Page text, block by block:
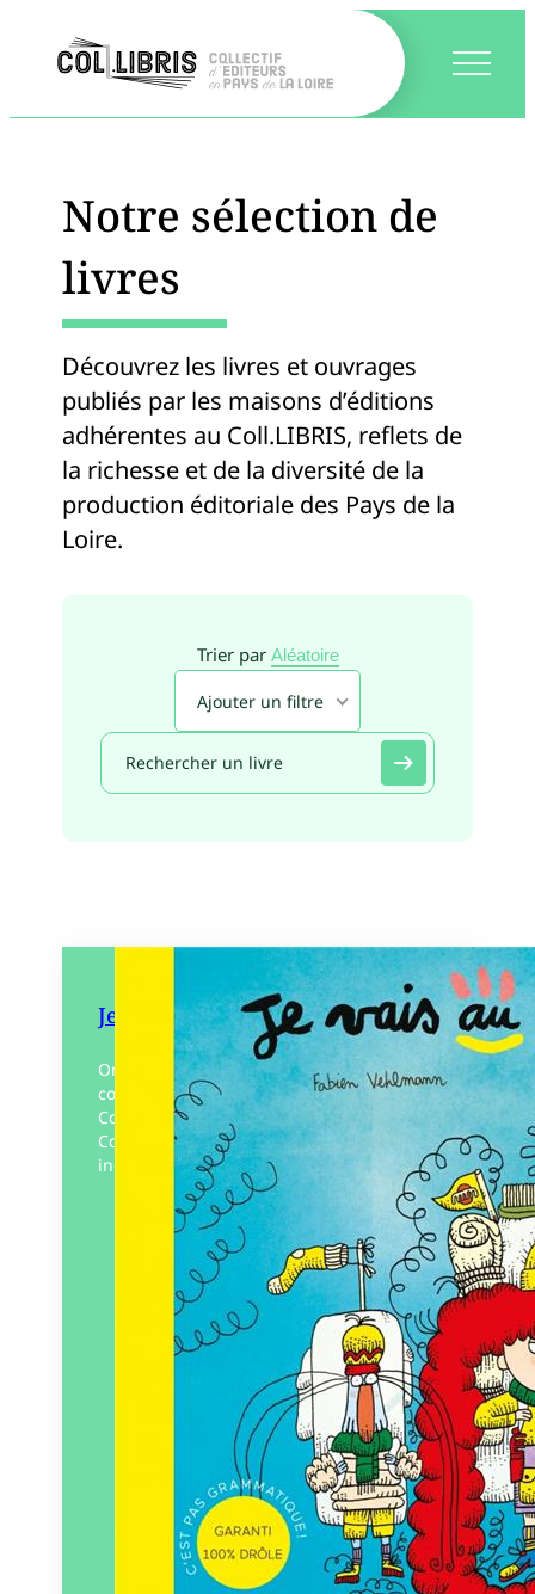
Notre sélection de
livres
Découvrez les livres et ouvrages
publiés par les maisons d’éditions
adhérentes au Coll.LIBRIS, reflets de
la richesse et de la diversité de la
production éditoriale des Pays de la
Loire.
Trier par Aléatoire
Ajouter un filtre
Je vais au Coiffeur
On va chez le coiffeur pour se faire
couper les cheveux. Mais on va au
Coiffeur, aussi appelé le Pays des
Coiffeurs, quand ça devient carrément
indémêlable. C’est…
Éditeur :Six citrons acides
Paru le25/10/2023